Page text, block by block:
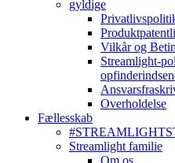
gyldige
Vilkår og
Streamlight-
Overholdelse
Fællesskab
Streamlight familie